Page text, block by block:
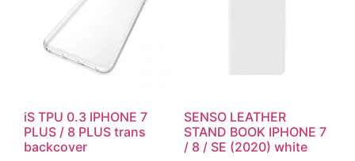
iS TPU 0.3 IPHONE 7
PLUS / 8 PLUS trans
backcover
SENSO LEATHER
STAND BOOK IPHONE 7
/ 8 / SE (2020) white